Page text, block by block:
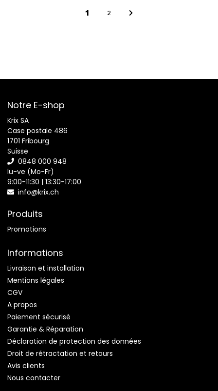
1 2
Notre E-shop
Krix SA
Case postale 486
1701 Fribourg
Suisse
0848 000 948
lu-ve (Mo-Fr)
9:00-11:30 | 13:30-17:00
info@krix.ch
Produits
Promotions
Informations
Livraison et installation
Mentions légales
CGV
A propos
Paiement sécurisé
Garantie & Réparation
Déclaration de protection des données
Droit de rétractation et retours
Avis clients
Nous contacter